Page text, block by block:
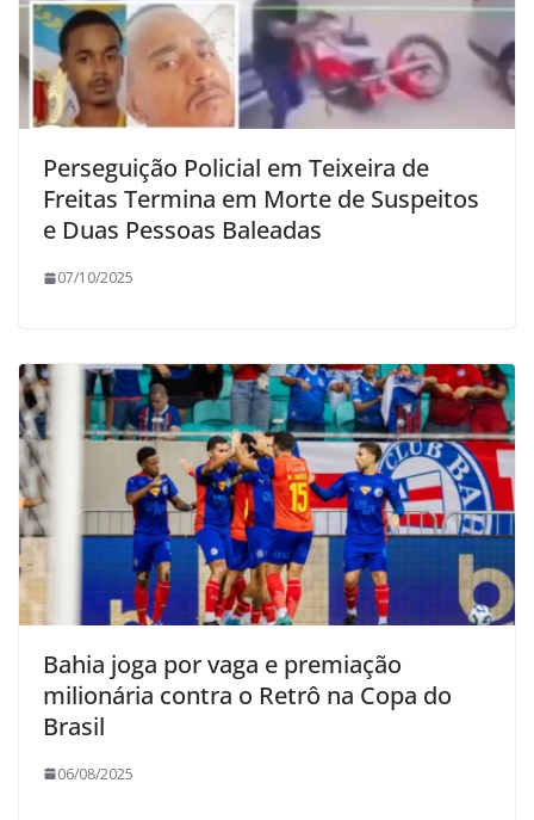
Perseguição Policial em Teixeira de
Freitas Termina em Morte de Suspeitos
e Duas Pessoas Baleadas
07/10/2025
Bahia joga por vaga e premiação
milionária contra o Retrô na Copa do
Brasil
06/08/2025